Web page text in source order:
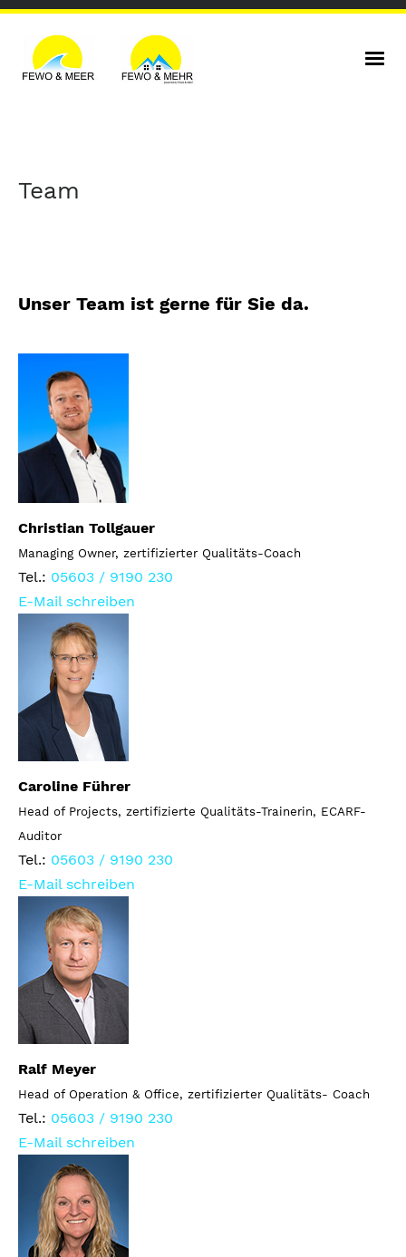
Team
Unser Team ist gerne für Sie da.
Christian Tollgauer
Managing Owner, zertifizierter Qualitäts-Coach
Tel.: 05603 / 9190 230
E-Mail schreiben
Caroline Führer
Head of Projects, zertifizierte Qualitäts-Trainerin, ECARF-
Auditor
Tel.: 05603 / 9190 230
E-Mail schreiben
Ralf Meyer
Head of Operation & Office, zertifizierter Qualitäts- Coach
Tel.: 05603 / 9190 230
E-Mail schreiben